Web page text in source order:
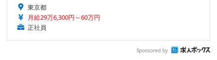
東京都
月給29万6,300円～60万円
正社員
Sponsored by